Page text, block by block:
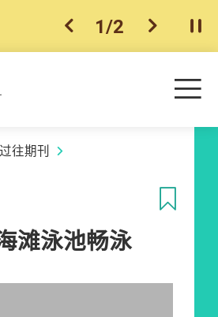
上一个
1/2 下一个开
目
过往期刊
滩泳池畅泳